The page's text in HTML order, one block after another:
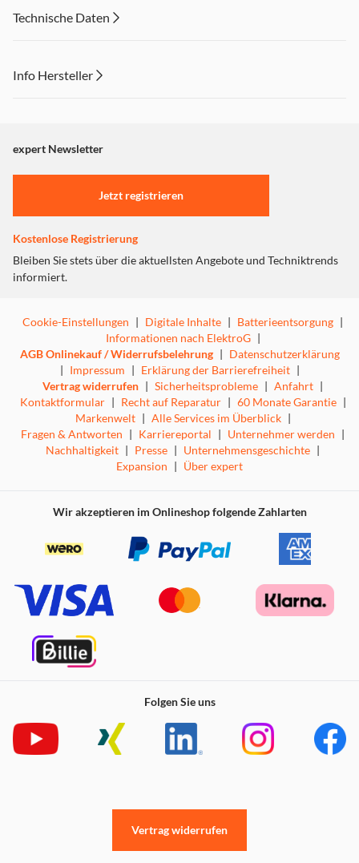
Technische Daten
Info Hersteller
"Marketing".
Einstellungen anpassen
expert Newsletter
Jetzt registrieren
Kostenlose Registrierung
Bleiben Sie stets über die aktuellsten Angebote und Techniktrends
informiert.
Cookie-Einstellungen | Digitale Inhalte | Batterieentsorgung |
Informationen nach ElektroG |
AGB Onlinekauf / Widerrufsbelehrung | Datenschutzerklärung
| Impressum | Erklärung der Barrierefreiheit |
Vertrag widerrufen | Sicherheitsprobleme | Anfahrt |
Kontaktformular | Recht auf Reparatur | 60 Monate Garantie |
Markenwelt | Alle Services im Überblick |
Fragen & Antworten | Karriereportal | Unternehmer werden |
Nachhaltigkeit | Presse | Unternehmensgeschichte |
Expansion | Über expert
Wir akzeptieren im Onlineshop folgende Zahlarten
Folgen Sie uns
Vertrag widerrufen